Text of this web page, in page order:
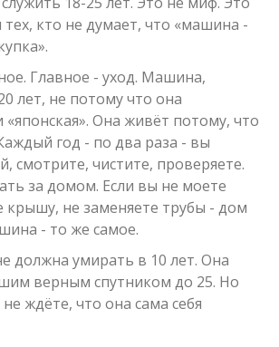
тех, кто не думает, что «машина -
Главное - уход. Машина,
лет, не потому что она
«японская». Она живёт потому, что
год - по два раза - вы
смотрите, чистите, проверяете.
за домом. Если вы не моете
крышу, не заменяете трубы - дом
- то же самое.
должна умирать в 10 лет. Она
верным спутником до 25. Но
ждёте, что она сама себя